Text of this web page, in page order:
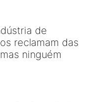
de
reclamam das
ninguém